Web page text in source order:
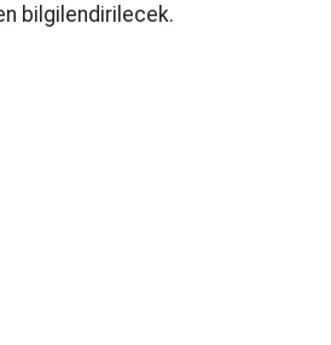
bilgilendirilecek.